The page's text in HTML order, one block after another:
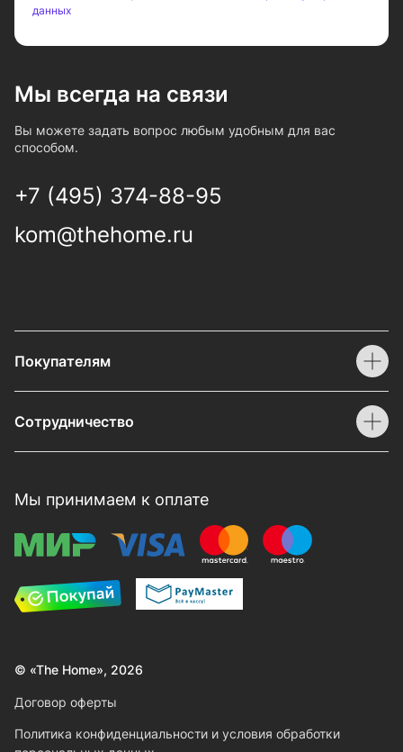
данных
Мы всегда на связи
Вы можете задать вопрос любым удобным для вас
способом.
+7 (495) 374-88-95
kom@thehome.ru
Покупателям
Сотрудничество
Мы принимаем к оплате
© «The Home», 2026
Договор оферты
Политика конфиденциальности и условия обработки